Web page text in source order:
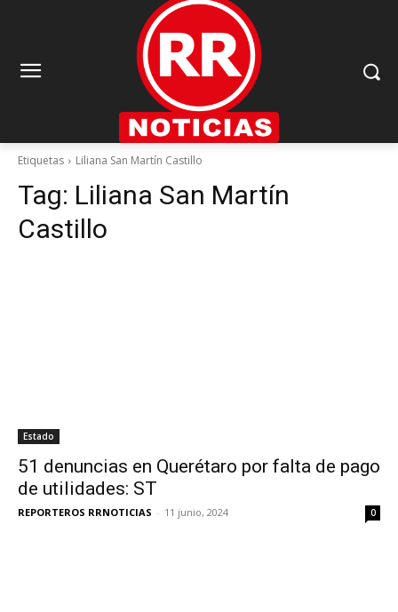
Etiquetas Liliana San Martín Castillo
Tag: Liliana San Martín
Castillo
Estado
51 denuncias en Querétaro por falta de pago
de utilidades: ST
REPORTEROS RRNOTICIAS - 11 junio, 2024 0